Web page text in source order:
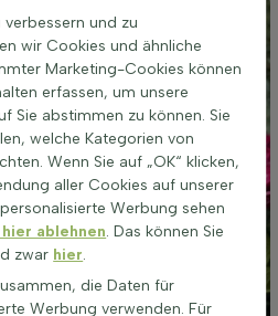
und zu
wir Cookies und ähnliche
Marketing-Cookies können
erfassen, um unsere
Sie abstimmen zu können. Sie
welche Kategorien von
Wenn Sie auf „OK“ klicken,
aller Cookies auf unserer
Werbung sehen
ablehnen. Das können Sie
zwar hier.
die Daten für
Werbung verwenden. Für